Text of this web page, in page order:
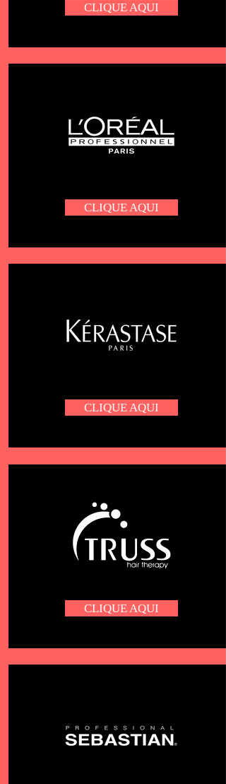
CLIQUE AQUI
CLIQUE AQUI
CLIQUE AQUI
CLIQUE AQUI